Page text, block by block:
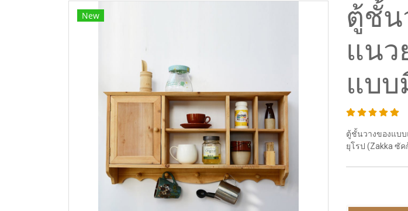
New
ตู้ชั้น
แนว
แบ
ตู้ชั้นวางของแบ
ยุโรป (Zakka ซั